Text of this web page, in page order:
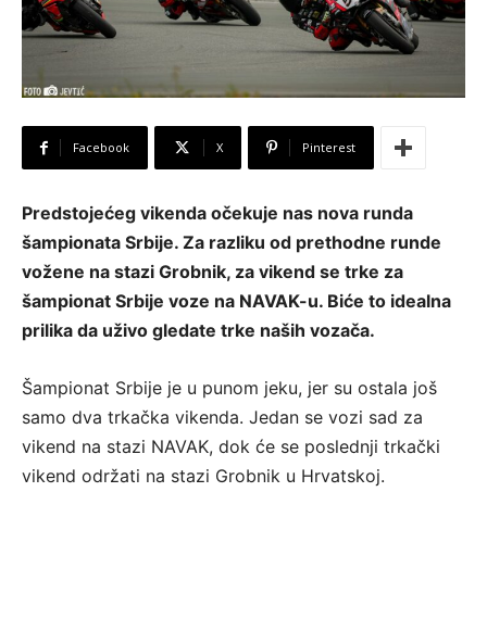
Facebook X Pinterest
Predstojećeg vikenda očekuje nas nova runda
šampionata Srbije. Za razliku od prethodne runde
vožene na stazi Grobnik, za vikend se trke za
šampionat Srbije voze na NAVAK-u. Biće to idealna
prilika da uživo gledate trke naših vozača.
Šampionat Srbije je u punom jeku, jer su ostala još
samo dva trkačka vikenda. Jedan se vozi sad za
vikend na stazi NAVAK, dok će se poslednji trkački
vikend održati na stazi Grobnik u Hrvatskoj.